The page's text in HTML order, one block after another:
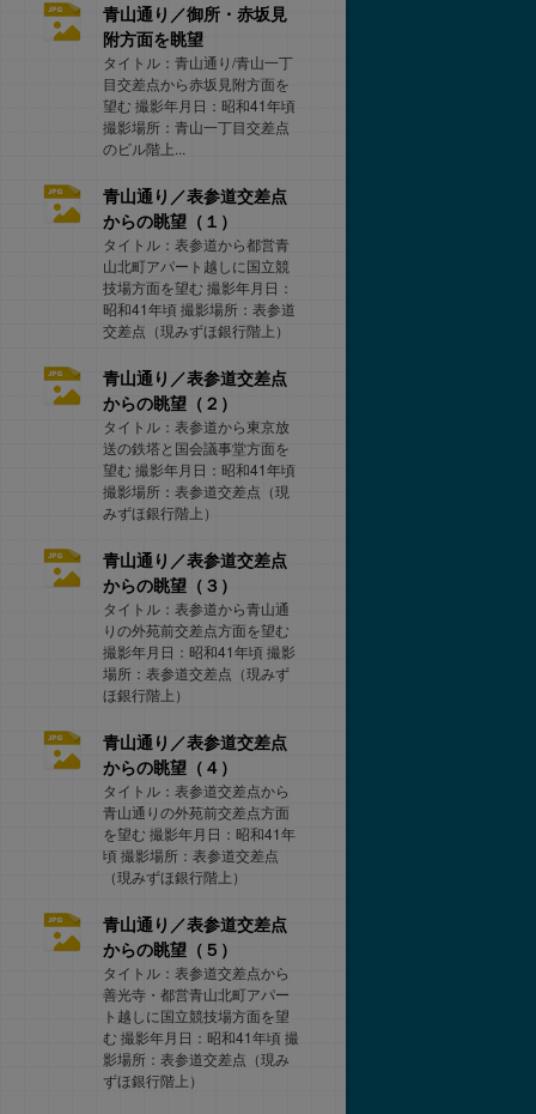
青山通り／御所・赤坂見
附方面を眺望
タイトル：青山通り/青山一丁
目交差点から赤坂見附方面を
望む 撮影年月日：昭和41年頃
撮影場所：青山一丁目交差点
のビル階上...
青山通り／表参道交差点
からの眺望（１）
タイトル：表参道から都営青
山北町アパート越しに国立競
技場方面を望む 撮影年月日：
昭和41年頃 撮影場所：表参道
交差点（現みずほ銀行階上）
青山通り／表参道交差点
からの眺望（２）
タイトル：表参道から東京放
送の鉄塔と国会議事堂方面を
望む 撮影年月日：昭和41年頃
撮影場所：表参道交差点（現
みずほ銀行階上）
青山通り／表参道交差点
からの眺望（３）
タイトル：表参道から青山通
りの外苑前交差点方面を望む
撮影年月日：昭和41年頃 撮影
場所：表参道交差点（現みず
ほ銀行階上）
青山通り／表参道交差点
からの眺望（４）
タイトル：表参道交差点から
青山通りの外苑前交差点方面
を望む 撮影年月日：昭和41年
頃 撮影場所：表参道交差点
（現みずほ銀行階上）
青山通り／表参道交差点
からの眺望（５）
タイトル：表参道交差点から
善光寺・都営青山北町アパー
ト越しに国立競技場方面を望
む 撮影年月日：昭和41年頃 撮
影場所：表参道交差点（現み
ずほ銀行階上）